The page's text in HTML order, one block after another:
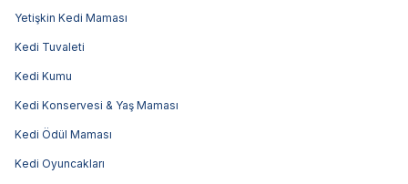
Yetişkin Kedi Maması
Kedi Tuvaleti
Kedi Kumu
Kedi Konservesi & Yaş Maması
Kedi Ödül Maması
Kedi Oyuncakları